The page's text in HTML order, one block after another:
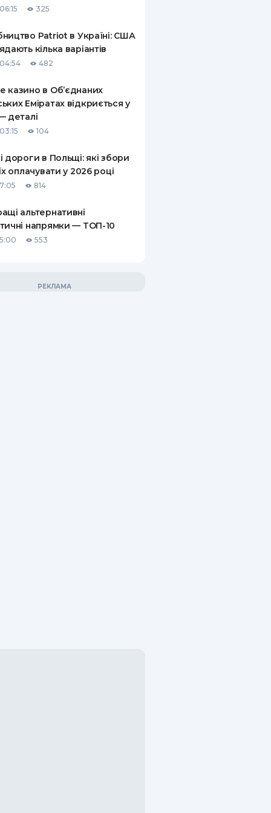
ПОЛІСИ
СТРАХОВІ
325
Patriot в Україні: США
кілька варіантів
482
казино в Об’єднаних
Еміратах відкриється у
деталі
104
дороги в Польщі: які збори
оплачувати у 2026 році
814
альтернативні
напрямки — ТОП-10
553